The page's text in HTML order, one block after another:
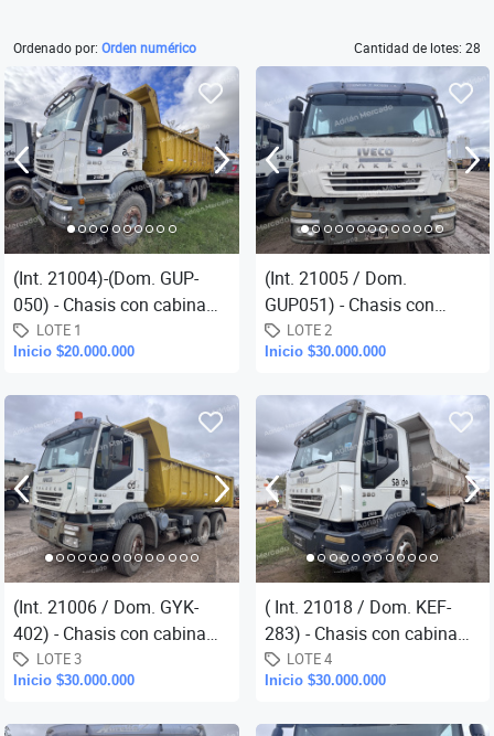
Ordenado por: Orden numérico Cantidad de lotes: 28
(Int. 21004)-(Dom. GUP-
050) - Chasis con cabina
Iveco, mod. 380T38, año
2007, tracción 6x4, con
LOTE 1
Inicio $20.000.000
(Int. 21005 / Dom.
GUP051) - Chasis con
cabina Iveco, mod. 380T38,
año 2007, tracción 6x4, con
LOTE 2
Inicio $30.000.000
(Int. 21006 / Dom. GYK-
402) - Chasis con cabina
Iveco, mod. 380T38, año
2008, tracción 6x4, con
LOTE 3
Inicio $30.000.000
( Int. 21018 / Dom. KEF-
283) - Chasis con cabina
Iveco, mod. 380T38, año
2011, tracción 6x4, con caj
LOTE 4
Inicio $30.000.000